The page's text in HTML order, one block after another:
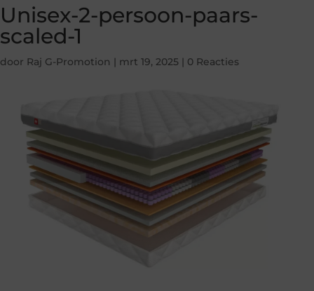
Unisex-2-persoon-paars-
scaled-1
door Raj G-Promotion | mrt 19, 2025 | 0 Reacties